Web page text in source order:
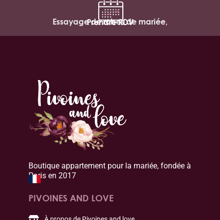
Essayage de robes de mariée,
Prendre RDV
Boutique appartement pour la mariée, fondée à
Paris en 2017
PIVOINES AND LOVE